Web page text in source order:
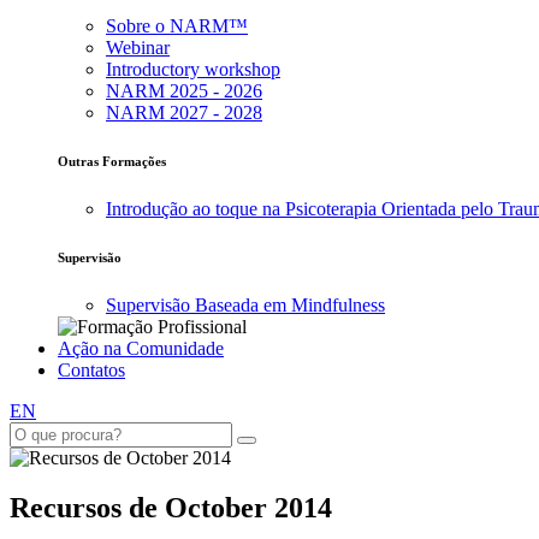
Sobre o NARM™
Webinar
Introductory workshop
NARM 2025 - 2026
NARM 2027 - 2028
Outras Formações
Introdução ao toque na Psicoterapia Orientada pelo
Supervisão
Supervisão Baseada em Mindfulness
Ação na Comunidade
Contatos
EN
Recursos de October 2014